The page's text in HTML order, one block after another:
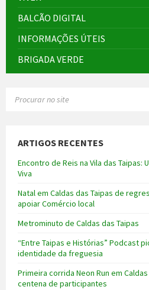
BALCÃO DIGITAL
INFORMAÇÕES ÚTEIS
BRIGADA VERDE
ARTIGOS RECENTES
Encontro de Reis na Vila das Taipas:
Viva
Natal em Caldas das Taipas de
apoiar Comércio local
Metrominuto de Caldas das Taipas
“Entre Taipas e Histórias” Podcast
identidade da freguesia
Primeira corrida Neon Run em
centena de participantes